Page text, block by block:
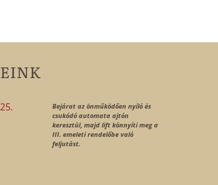
Bejárat az önműködően nyíló és
csukódó automata ajtón
keresztül, majd lift könnyíti meg a
III. emeleti rendelőbe való
feljutást.